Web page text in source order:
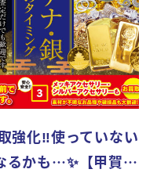
強化‼使っていない
るかも…✨【甲賀…